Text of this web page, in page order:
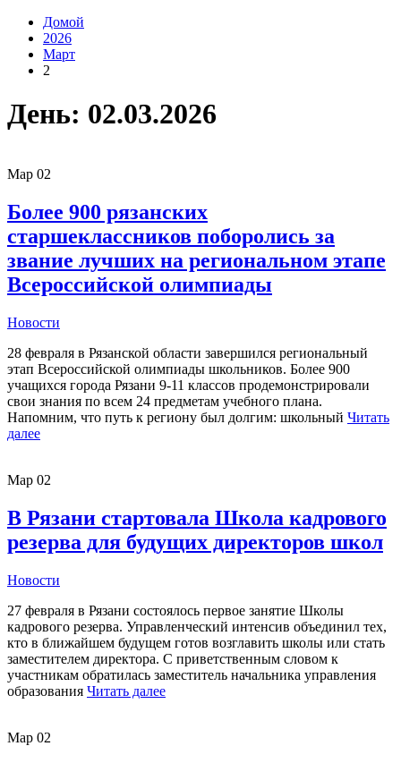
Домой
2026
Март
2
День: 02.03.2026
Мар 02
Более 900 рязанских
старшеклассников поборолись за
звание лучших на региональном этапе
Всероссийской олимпиады
Новости
28 февраля в Рязанской области завершился региональный
этап Всероссийской олимпиады школьников. Более 900
учащихся города Рязани 9-11 классов продемонстрировали
свои знания по всем 24 предметам учебного плана.
Напомним, что путь к региону был долгим: школьный Читать
далее
Мар 02
В Рязани стартовала Школа кадрового
резерва для будущих директоров школ
Новости
27 февраля в Рязани состоялось первое занятие Школы
кадрового резерва. Управленческий интенсив объединил тех,
кто в ближайшем будущем готов возглавить школы или стать
заместителем директора. С приветственным словом к
участникам обратилась заместитель начальника управления
образования Читать далее
Мар 02